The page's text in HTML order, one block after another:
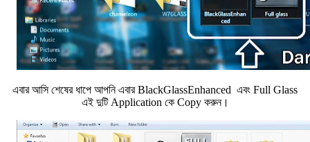
এবার আসি শেষের ধাপে আপনি এবার BlackGlassEnhanced এবং Full Glass
এই দুটি Application কে Copy করুন।